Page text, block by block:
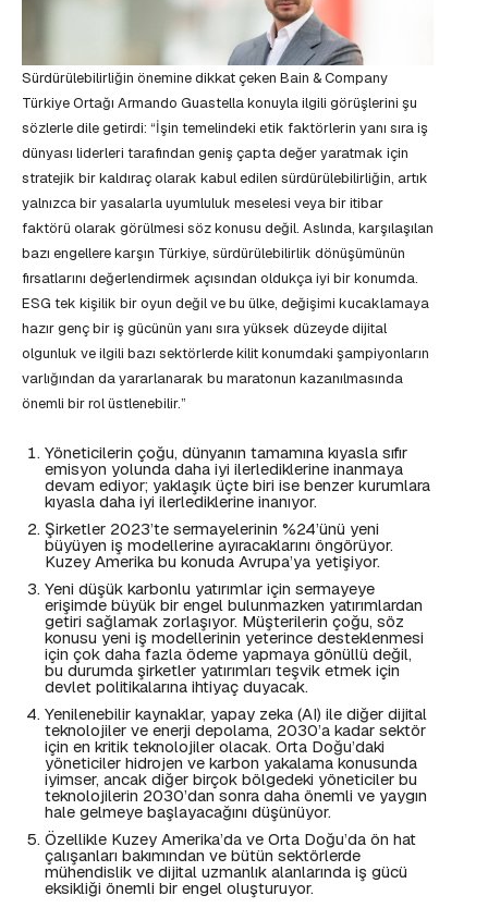
Sürdürülebilirliğin önemine dikkat çeken Bain & Company
Türkiye Ortağı Armando Guastella konuyla ilgili görüşlerini şu
sözlerle dile getirdi: “İşin temelindeki etik faktörlerin yanı sıra iş
dünyası liderleri tarafından geniş çapta değer yaratmak için
stratejik bir kaldıraç olarak kabul edilen sürdürülebilirliğin, artık
yalnızca bir yasalarla uyumluluk meselesi veya bir itibar
faktörü olarak görülmesi söz konusu değil. Aslında, karşılaşılan
bazı engellere karşın Türkiye, sürdürülebilirlik dönüşümünün
fırsatlarını değerlendirmek açısından oldukça iyi bir konumda.
ESG tek kişilik bir oyun değil ve bu ülke, değişimi kucaklamaya
hazır genç bir iş gücünün yanı sıra yüksek düzeyde dijital
olgunluk ve ilgili bazı sektörlerde kilit konumdaki şampiyonların
varlığından da yararlanarak bu maratonun kazanılmasında
önemli bir rol üstlenebilir.”
Yöneticilerin çoğu, dünyanın tamamına kıyasla sıfır
emisyon yolunda daha iyi ilerlediklerine inanmaya
devam ediyor; yaklaşık üçte biri ise benzer kurumlara
kıyasla daha iyi ilerlediklerine inanıyor.
Şirketler 2023’te sermayelerinin %24’ünü yeni
büyüyen iş modellerine ayıracaklarını öngörüyor.
Kuzey Amerika bu konuda Avrupa’ya yetişiyor.
Yeni düşük karbonlu yatırımlar için sermayeye
erişimde büyük bir engel bulunmazken yatırımlardan
getiri sağlamak zorlaşıyor. Müşterilerin çoğu, söz
konusu yeni iş modellerinin yeterince desteklenmesi
için çok daha fazla ödeme yapmaya gönüllü değil,
bu durumda şirketler yatırımları teşvik etmek için
devlet politikalarına ihtiyaç duyacak.
Yenilenebilir kaynaklar, yapay zeka (AI) ile diğer dijital
teknolojiler ve enerji depolama, 2030’a kadar sektör
için en kritik teknolojiler olacak. Orta Doğu’daki
yöneticiler hidrojen ve karbon yakalama konusunda
iyimser, ancak diğer birçok bölgedeki yöneticiler bu
teknolojilerin 2030’dan sonra daha önemli ve yaygın
hale gelmeye başlayacağını düşünüyor.
Özellikle Kuzey Amerika’da ve Orta Doğu’da ön hat
çalışanları bakımından ve bütün sektörlerde
mühendislik ve dijital uzmanlık alanlarında iş gücü
eksikliği önemli bir engel oluşturuyor.